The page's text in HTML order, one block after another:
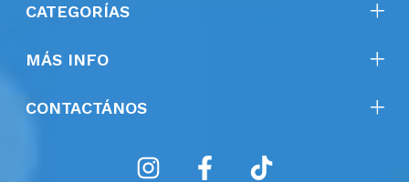
CATEGORÍAS
MÁS INFO
CONTACTÁNOS